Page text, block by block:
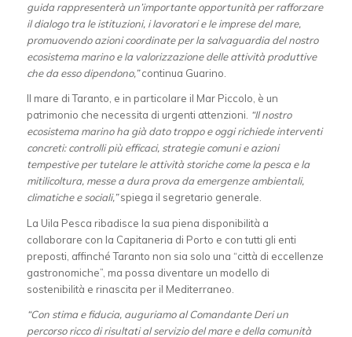
guida rappresenterà un’importante opportunità per rafforzare
il dialogo tra le istituzioni, i lavoratori e le imprese del mare,
promuovendo azioni coordinate per la salvaguardia del nostro
ecosistema marino e la valorizzazione delle attività produttive
che da esso dipendono,”continua Guarino.
Il mare di Taranto, e in particolare il Mar Piccolo, è un
patrimonio che necessita di urgenti attenzioni. “Il nostro
ecosistema marino ha già dato troppo e oggi richiede interventi
concreti: controlli più efficaci, strategie comuni e azioni
tempestive per tutelare le attività storiche come la pesca e la
mitilicoltura, messe a dura prova da emergenze ambientali,
climatiche e sociali,”spiega il segretario generale.
La Uila Pesca ribadisce la sua piena disponibilità a
collaborare con la Capitaneria di Porto e con tutti gli enti
preposti, affinché Taranto non sia solo una “città di eccellenze
gastronomiche”, ma possa diventare un modello di
sostenibilità e rinascita per il Mediterraneo.
“Con stima e fiducia, auguriamo al Comandante Deri un
percorso ricco di risultati al servizio del mare e della comunità